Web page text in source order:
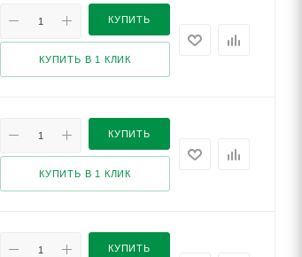
КУПИТЬ
КУПИТЬ В 1 КЛИК
КУПИТЬ
КУПИТЬ В 1 КЛИК
КУПИТЬ